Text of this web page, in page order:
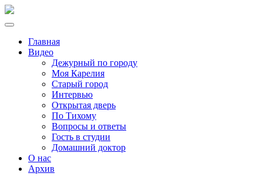
Главная
Видео
Дежурный по городу
Моя Карелия
Старый город
Интервью
Открытая дверь
По Тихому
Вопросы и ответы
Гость в студии
Домашний доктор
О нас
Архив